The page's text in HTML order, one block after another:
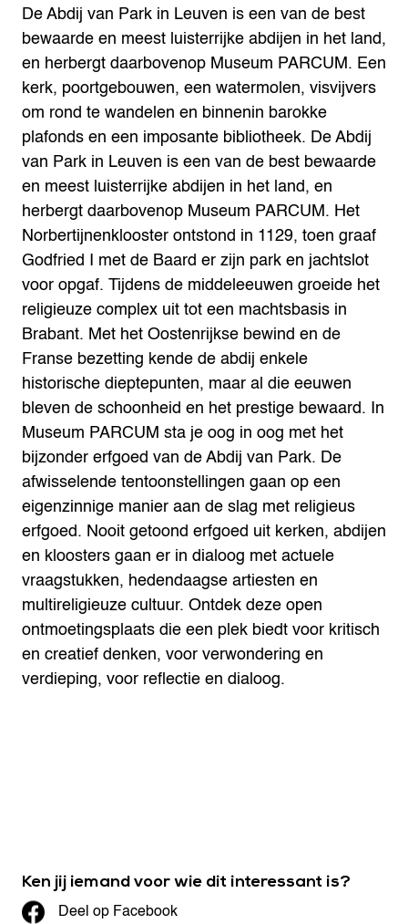
De Abdij van Park in Leuven is een van de best
bewaarde en meest luisterrijke abdijen in het land,
en herbergt daarbovenop Museum PARCUM. Een
kerk, poortgebouwen, een watermolen, visvijvers
om rond te wandelen en binnenin barokke
plafonds en een imposante bibliotheek. De Abdij
van Park in Leuven is een van de best bewaarde
en meest luisterrijke abdijen in het land, en
herbergt daarbovenop Museum PARCUM. Het
Norbertijnenklooster ontstond in 1129, toen graaf
Godfried I met de Baard er zijn park en jachtslot
voor opgaf. Tijdens de middeleeuwen groeide het
religieuze complex uit tot een machtsbasis in
Brabant. Met het Oostenrijkse bewind en de
Franse bezetting kende de abdij enkele
historische dieptepunten, maar al die eeuwen
bleven de schoonheid en het prestige bewaard. In
Museum PARCUM sta je oog in oog met het
bijzonder erfgoed van de Abdij van Park. De
afwisselende tentoonstellingen gaan op een
eigenzinnige manier aan de slag met religieus
erfgoed. Nooit getoond erfgoed uit kerken, abdijen
en kloosters gaan er in dialoog met actuele
vraagstukken, hedendaagse artiesten en
multireligieuze cultuur. Ontdek deze open
ontmoetingsplaats die een plek biedt voor kritisch
en creatief denken, voor verwondering en
verdieping, voor reflectie en dialoog.
Ken jij iemand voor wie dit interessant is?
Deel op Facebook